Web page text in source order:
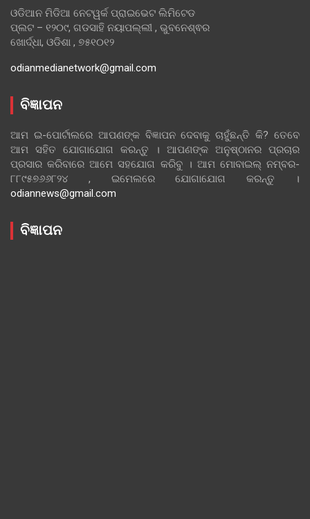
ଓଡିଆନ ମିଡିଆ ନେଟୱର୍କ ପ୍ରାଇଭେଟ ଲିମିଟେଡ
ପ୍ଲଟ – ୧୨୦୯, ଗଡସାହି ନୟାପଲ୍ଲୀ , ଭୁବନେଶ୍ଵର
ଖୋର୍ଦ୍ଧା, ଓଡିଶା , ୭୫୧୦୧୨
odianmedianetwork@gmail.com
ବିଜ୍ଞାପନ
ଆମ ଇ-ପୋର୍ଟାଲରେ ଆପଣଙ୍କ ବିଜ୍ଞାପନ ଦେବାକୁ ଚାହୁଁଛନ୍ତି କି? ତେବେ
ଆମ ସହିତ ଯୋଗାଯୋଗ କରନ୍ତୁ । ଆପଣଙ୍କ ଅନୁଷ୍ଠାନର ପ୍ରଚାର
ପ୍ରସାର କରିବାରେ ଆମେ ସହଯୋଗ କରିବୁ । ଆମ ମୋବାଇଲ୍ ନମ୍ବର-
୮୮୯୫୭୬୬୮୨୪ , ଇମେଲରେ ଯୋଗାଯୋଗ କରନ୍ତୁ ।
odiannews@gmail.com
ବିଜ୍ଞାପନ